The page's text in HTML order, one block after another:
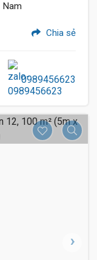
Nam
Chia sẻ
0989456623